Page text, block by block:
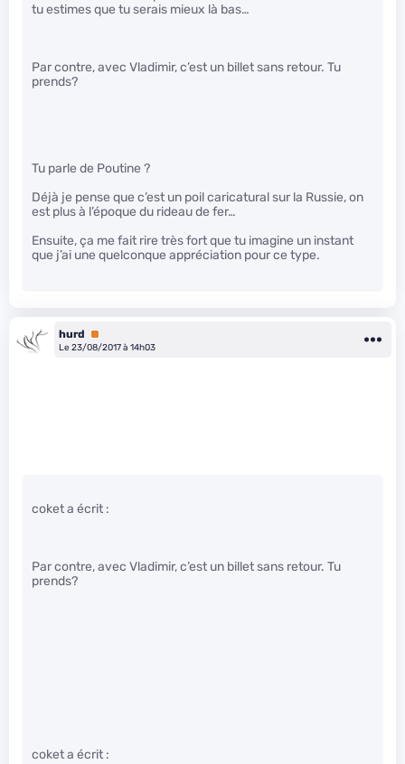
tu estimes que tu serais mieux là bas…
Par contre, avec Vladimir, c’est un billet sans retour. Tu
prends?
Tu parle de Poutine ?
Déjà je pense que c’est un poil caricatural sur la Russie, on
est plus à l’époque du rideau de fer…
Ensuite, ça me fait rire très fort que tu imagine un instant
que j’ai une quelconque appréciation pour ce type.
hurd
Premium
Le 23/08/2017 à 14h03
coket a écrit :
Par contre, avec Vladimir, c’est un billet sans retour. Tu
prends?
coket a écrit :